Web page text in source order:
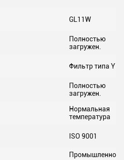
GL11W
Полностью
загружен.
Фильтр типа Y
Полностью
загружен.
Нормальная
температура
ISO 9001
Промышленное